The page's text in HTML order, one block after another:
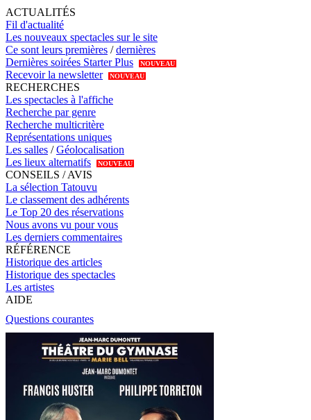
ACTUALITÉS
Fil d'actualité
Les nouveaux spectacles sur le site
Ce sont leurs premières /dernières
Dernières soirées Starter Plus
NOUVEAU
Recevoir la newsletter NOUVEAU
RECHERCHES
Les spectacles à l'affiche
Recherche par genre
Recherche multicritère
Représentations uniques
Les salles /Géolocalisation
Les lieux alternatifs
NOUVEAU
CONSEILS / AVIS
La sélection Tatouvu
Le classement des adhérents
Le Top 20 des réservations
Nous avons vu pour vous
Les derniers commentaires
RÉFÉRENCE
Historique des articles
Historique des spectacles
Les artistes
AIDE
Questions courantes